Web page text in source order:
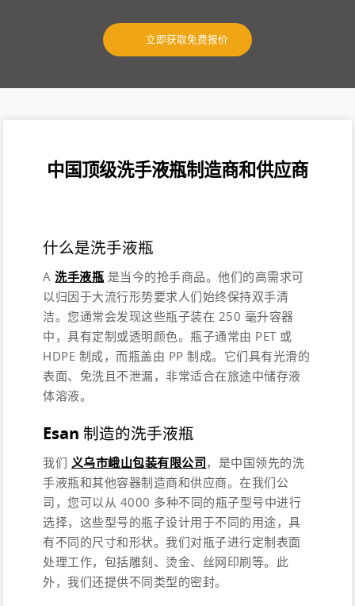
立即获取免费报价
中国顶级洗手液瓶制造商和供应商
什么是洗手液瓶
A洗手液瓶 是当今的抢手商品。他们的高需求可
以归因于大流行形势要求人们始终保持双手清
洁。您通常会发现这些瓶子装在 250 毫升容器
中，具有定制或透明颜色。瓶子通常由 PET 或
HDPE 制成，而瓶盖由 PP 制成。它们具有光滑的
表面、免洗且不泄漏，非常适合在旅途中储存液
体溶液。
Esan 制造的洗手液瓶
我们 义乌市峨山包装有限公司，是中国领先的洗
手液瓶和其他容器制造商和供应商。在我们公
司，您可以从 4000 多种不同的瓶子型号中进行
选择，这些型号的瓶子设计用于不同的用途，具
有不同的尺寸和形状。我们对瓶子进行定制表面
处理工作，包括雕刻、烫金、丝网印刷等。此
外，我们还提供不同类型的密封。